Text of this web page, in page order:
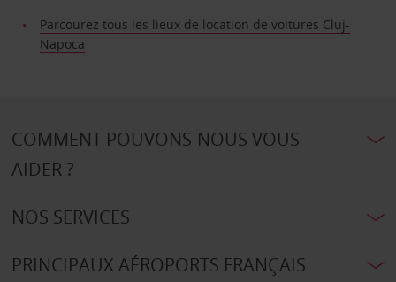
Parcourez tous les lieux de location de voitures Cluj-
Napoca
COMMENT POUVONS-NOUS VOUS
AIDER ?
NOS SERVICES
PRINCIPAUX AÉROPORTS FRANÇAIS